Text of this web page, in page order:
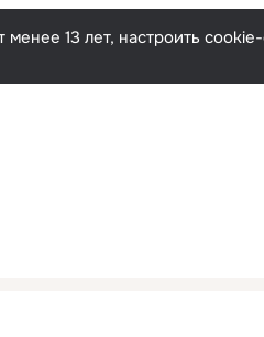
13 лет, настроить